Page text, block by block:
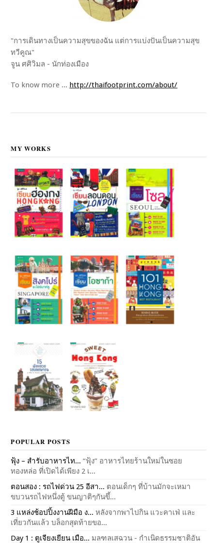
"การเดินทางเป็นความสุขของฉัน แต่การแบ่งปันเป็นความสุข
ทวีคูณ"
จูน ศศิวิมล - นักท่องเมือง
To know more ... http://thaifootprint.com/about/
MY WORKS
POPULAR POSTS
ฟุ้ง – สำรับอาหารไท... “ฟุ้ง” อาหารไทยร้านใหม่ในซอย
ทองหล่อ ที่เปิดได้เพียง 2 เ...
ตอนสอง : รถไฟด่วน 25 อีสา... ตอนเด็กๆ ที่บ้านมักจะเหมา
ขบวนรถไฟหนึ่งตู้ ขนญาติๆกันขึ้...
3 แหล่งช้อปปิ้งงานฝีมือ ง... หลังจากพาไปกิน แวะคาเฟ่ และ
เที่ยวกันแล้ว บล็อกสุดท้ายขอ...
Day 1 : ตูเจียงเยียน เมือ... มลฑลเสฉวน - กำเนิดธรรมชาติอัน